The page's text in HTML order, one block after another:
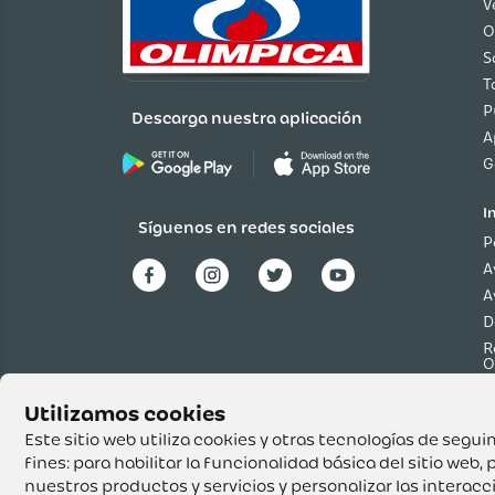
Este sitio web utiliza cookies y otras tecnologías de
fines: para habilitar la funcionalidad básica del sitio web,
nuestros productos y servicios y personalizar las
Descarga nuestra aplicación
Síguenos en redes sociales